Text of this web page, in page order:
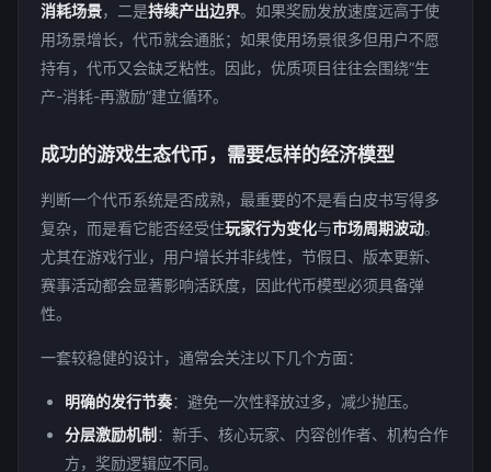
消耗场景，二是持续产出边界。如果奖励发放速度远高于使
用场景增长，代币就会通胀；如果使用场景很多但用户不愿
持有，代币又会缺乏粘性。因此，优质项目往往会围绕“生
产-消耗-再激励”建立循环。
成功的游戏生态代币，需要怎样的经济模型
判断一个代币系统是否成熟，最重要的不是看白皮书写得多
复杂，而是看它能否经受住玩家行为变化与市场周期波动。
尤其在游戏行业，用户增长并非线性，节假日、版本更新、
赛事活动都会显著影响活跃度，因此代币模型必须具备弹
性。
一套较稳健的设计，通常会关注以下几个方面：
明确的发行节奏：避免一次性释放过多，减少抛压。
分层激励机制 ：新手、核心玩家、内容创作者、机构合作
方，奖励逻辑应不同。